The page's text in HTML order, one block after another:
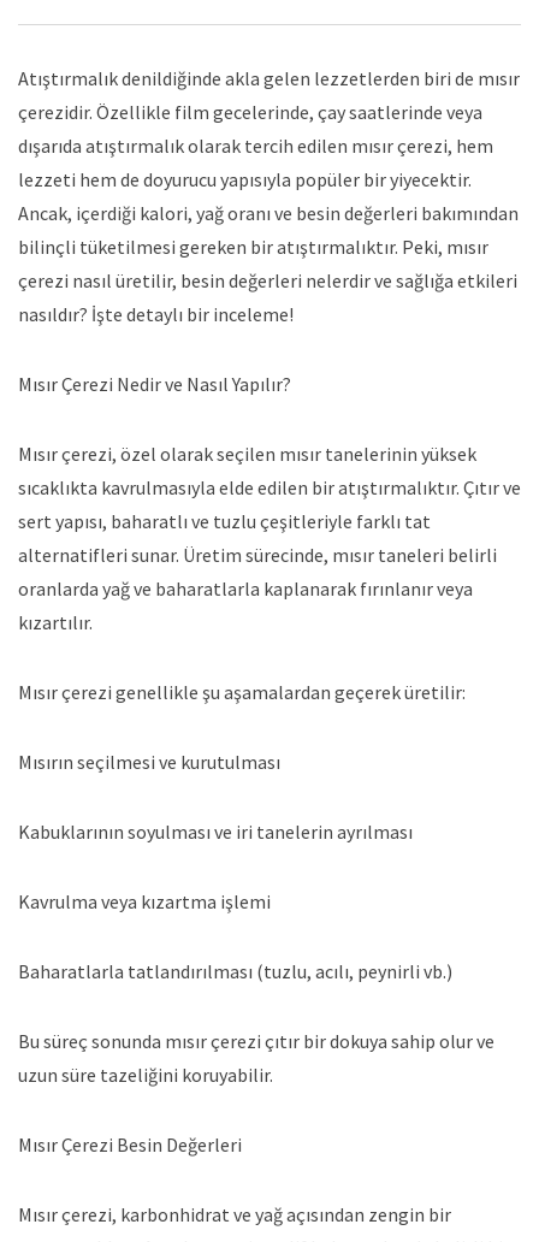
Atıştırmalık denildiğinde akla gelen lezzetlerden biri de mısır
çerezidir. Özellikle film gecelerinde, çay saatlerinde veya
dışarıda atıştırmalık olarak tercih edilen mısır çerezi, hem
lezzeti hem de doyurucu yapısıyla popüler bir yiyecektir.
Ancak, içerdiği kalori, yağ oranı ve besin değerleri bakımından
bilinçli tüketilmesi gereken bir atıştırmalıktır. Peki, mısır
çerezi nasıl üretilir, besin değerleri nelerdir ve sağlığa etkileri
nasıldır? İşte detaylı bir inceleme!
Mısır Çerezi Nedir ve Nasıl Yapılır?
Mısır çerezi, özel olarak seçilen mısır tanelerinin yüksek
sıcaklıkta kavrulmasıyla elde edilen bir atıştırmalıktır. Çıtır ve
sert yapısı, baharatlı ve tuzlu çeşitleriyle farklı tat
alternatifleri sunar. Üretim sürecinde, mısır taneleri belirli
oranlarda yağ ve baharatlarla kaplanarak fırınlanır veya
kızartılır.
Mısır çerezi genellikle şu aşamalardan geçerek üretilir:
Mısırın seçilmesi ve kurutulması
Kabuklarının soyulması ve iri tanelerin ayrılması
Kavrulma veya kızartma işlemi
Baharatlarla tatlandırılması (tuzlu, acılı, peynirli vb.)
Bu süreç sonunda mısır çerezi çıtır bir dokuya sahip olur ve
uzun süre tazeliğini koruyabilir.
Mısır Çerezi Besin Değerleri
Mısır çerezi, karbonhidrat ve yağ açısından zengin bir